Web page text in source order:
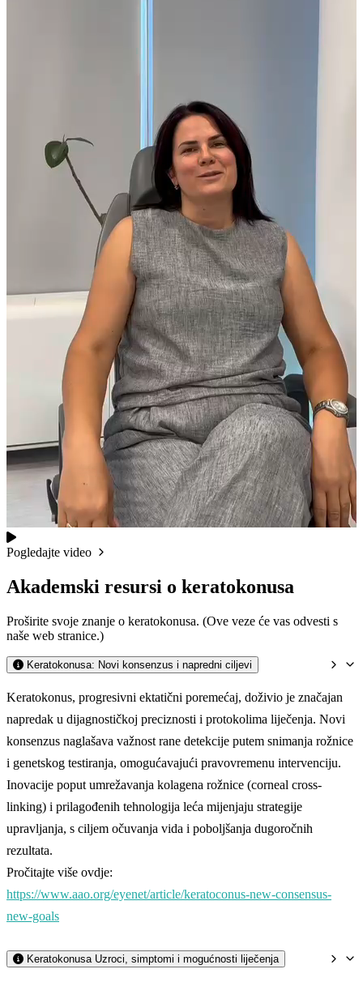
Pogledajte video
Akademski resursi o keratokonusa
Proširite svoje znanje o keratokonusa. (Ove veze će vas odvesti s
naše web stranice.)
Keratokonusa: Novi konsenzus i napredni ciljevi
Keratokonus, progresivni ektatični poremećaj, doživio je značajan
napredak u dijagnostičkoj preciznosti i protokolima liječenja. Novi
konsenzus naglašava važnost rane detekcije putem snimanja rožnice
i genetskog testiranja, omogućavajući pravovremenu intervenciju.
Inovacije poput umrežavanja kolagena rožnice (corneal cross-
linking) i prilagođenih tehnologija leća mijenjaju strategije
upravljanja, s ciljem očuvanja vida i poboljšanja dugoročnih
rezultata.
Pročitajte više ovdje:
https://www.aao.org/eyenet/article/keratoconus-new-consensus-
new-goals
Keratokonusa Uzroci, simptomi i mogućnosti liječenja